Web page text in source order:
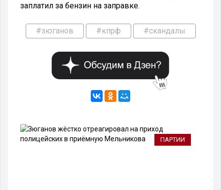
заплатил за бензин на заправке.
#зюганов #кпрф #скандалы
ПАРТИИ